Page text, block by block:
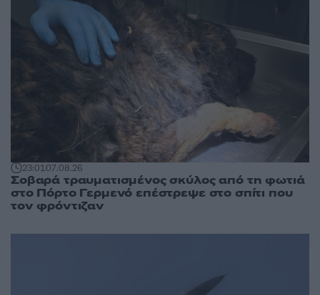
23:0107.08.26
Σοβαρά τραυματισμένος σκύλος από τη φωτιά
στο Πόρτο Γερμενό επέστρεψε στο σπίτι που
τον φρόντιζαν